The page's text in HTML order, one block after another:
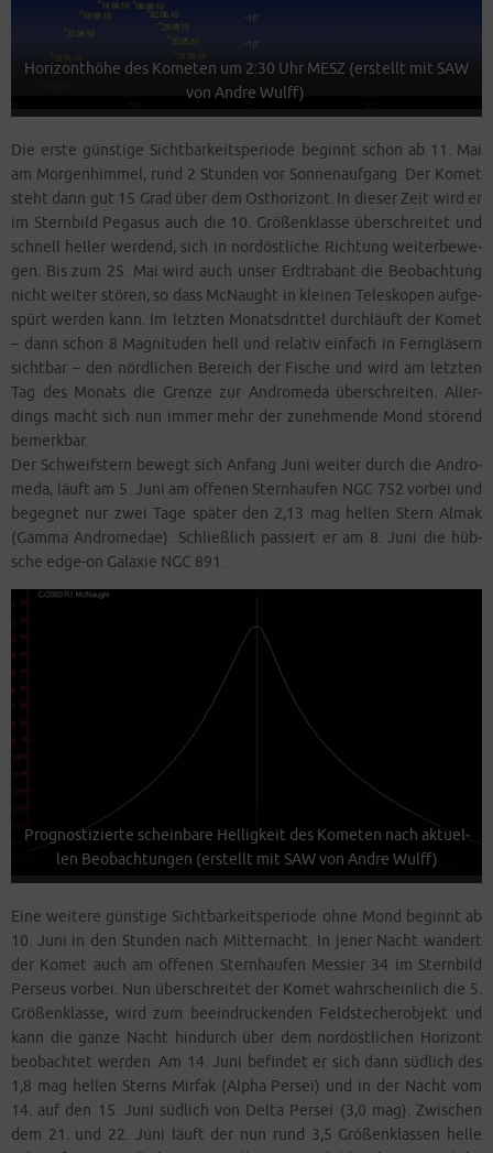
Hori­zont­hö­he des Kome­ten um 2:30 Uhr MESZ (erstellt mit SAW
von And­re Wulff)
Die ers­te güns­ti­ge Sicht­bar­keits­pe­ri­ode beginnt schon ab 11. Mai
am Mor­gen­him­mel, rund 2 Stun­den vor Son­nen­auf­gang. Der Komet
steht dann gut 15 Grad über dem Ost­ho­ri­zont. In die­ser Zeit wird er
im Stern­bild Pega­sus auch die 10. Grö­ßen­klas­se über­schrei­tet und
schnell hel­ler wer­dend, sich in nord­öst­li­che Rich­tung wei­ter­be­we­
gen. Bis zum 25. Mai wird auch unser Erd­tra­bant die Beob­ach­tung
nicht wei­ter stö­ren, so dass McN­aught in klei­nen Tele­sko­pen auf­ge­
spürt wer­den kann. Im letz­ten Monats­drit­tel durch­läuft der Komet
– dann schon 8 Magni­tu­den hell und rela­tiv ein­fach in Fern­glä­sern
sicht­bar – den nörd­li­chen Bereich der Fische und wird am letz­ten
Tag des Monats die Gren­ze zur Andro­me­da über­schrei­ten. Aller­
dings macht sich nun immer mehr der zuneh­men­de Mond stö­rend
bemerkbar.
Der Schweif­stern bewegt sich Anfang Juni wei­ter durch die Andro­
me­da, läuft am 5. Juni am offe­nen Stern­hau­fen NGC 752 vor­bei und
begeg­net nur zwei Tage spä­ter den 2,13 mag hel­len Stern Almak
(Gam­ma Andro­me­dae). Schließ­lich pas­siert er am 8. Juni die hüb­
sche edge-on Gala­xie NGC 891.
Pro­gnos­ti­zier­te schein­ba­re Hel­lig­keit des Kome­ten nach aktu­el­
len Beob­ach­tun­gen (erstellt mit SAW von And­re Wulff)
Eine wei­te­re güns­ti­ge Sicht­bar­keits­pe­ri­ode ohne Mond beginnt ab
10. Juni in den Stun­den nach Mit­ter­nacht. In jener Nacht wan­dert
der Komet auch am offe­nen Stern­hau­fen Mes­sier 34 im Stern­bild
Per­seus vor­bei. Nun über­schrei­tet der Komet wahr­schein­lich die 5.
Grö­ßen­klas­se, wird zum beein­dru­cken­den Feld­ste­cher­ob­jekt und
kann die gan­ze Nacht hin­durch über dem nord­öst­li­chen Hori­zont
beob­ach­tet wer­den. Am 14. Juni befin­det er sich dann süd­lich des
1,8 mag hel­len Sterns Mir­fak (Alpha Pers­ei) und in der Nacht vom
14. auf den 15. Juni süd­lich von Del­ta Pers­ei (3,0 mag). Zwi­schen
dem 21. und 22. Juni läuft der nun rund 3,5 Grö­ßen­klas­sen hel­le